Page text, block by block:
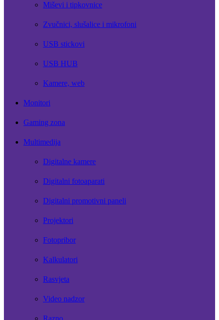
Miševi i tipkovnice
Zvučnici, slušalice i mikrofoni
USB stickovi
USB HUB
Kamere, web
Monitori
Gaming zona
Multimedija
Digitalne kamere
Digitalni fotoaparati
Digitalni promotivni paneli
Projektori
Fotopribor
Kalkulatori
Rasvjeta
Video nadzor
Razno